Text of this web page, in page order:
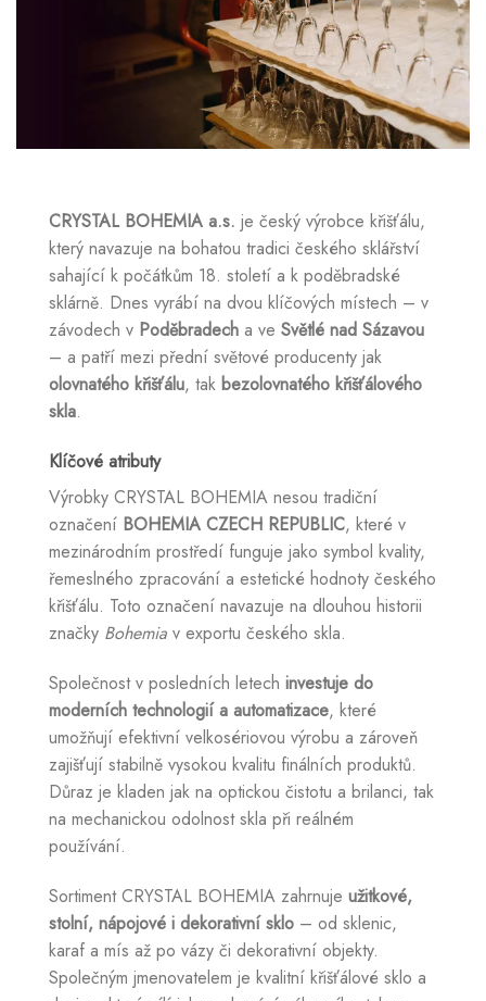
CRYSTAL BOHEMIA a.s. je český výrobce křišťálu,
který navazuje na bohatou tradici českého sklářství
sahající k počátkům 18. století a k poděbradské
sklárně. Dnes vyrábí na dvou klíčových místech – v
závodech v Poděbradech a ve Světlé nad Sázavou
– a patří mezi přední světové producenty jak
olovnatého křišťálu, tak bezolovnatého křišťálového
skla.
Klíčové atributy
Výrobky CRYSTAL BOHEMIA nesou tradiční
označení BOHEMIA CZECH REPUBLIC, které v
mezinárodním prostředí funguje jako symbol kvality,
řemeslného zpracování a estetické hodnoty českého
křišťálu. Toto označení navazuje na dlouhou historii
značky Bohemia v exportu českého skla.
Společnost v posledních letech investuje do
moderních technologií a automatizace, které
umožňují efektivní velkosériovou výrobu a zároveň
zajišťují stabilně vysokou kvalitu finálních produktů.
Důraz je kladen jak na optickou čistotu a brilanci, tak
na mechanickou odolnost skla při reálném
používání.
Sortiment CRYSTAL BOHEMIA zahrnuje užitkové,
stolní, nápojové i dekorativní sklo – od sklenic,
karaf a mís až po vázy či dekorativní objekty.
Společným jmenovatelem je kvalitní křišťálové sklo a